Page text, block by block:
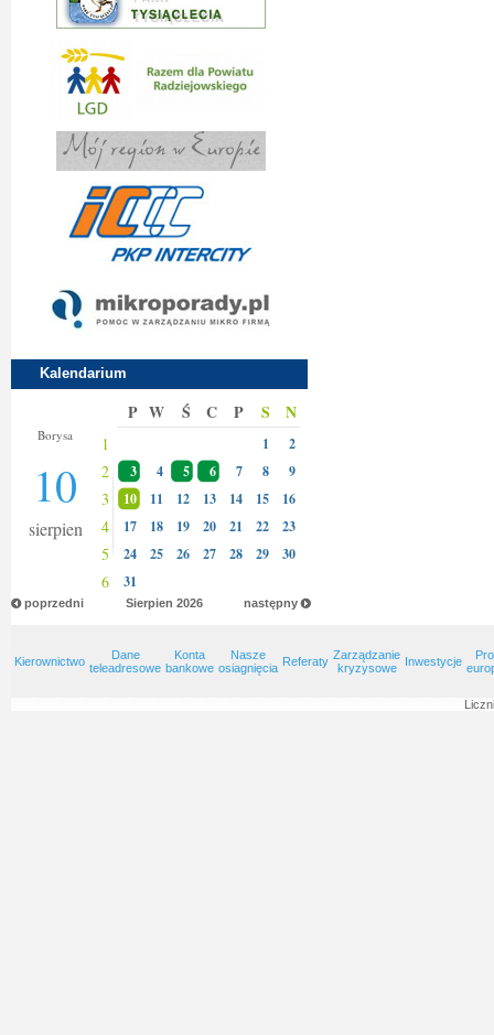
Kalendarium
Borysa
10
sierpien
P W Ś C P S N
1 1 2
2 3 4 5 6 7 8 9
3 10 11 12 13 14 15 16
4 17 18 19 20 21 22 23
5 24 25 26 27 28 29 30
6 31
poprzedni następny
Sierpien 2026
Kierownictwo
Dane
teleadresowe
Konta
bankowe
Nasze
osiagnięcia Referaty Zarządzanie
kryzysowe
Inwestycje